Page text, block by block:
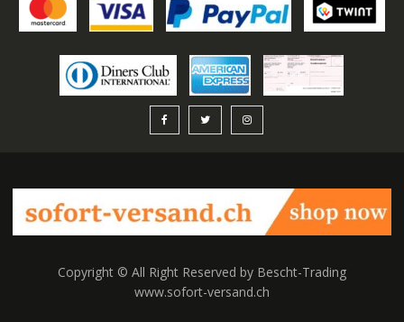
Copyright © All Right Reserved by Bescht-Trading
www.sofort-versand.ch